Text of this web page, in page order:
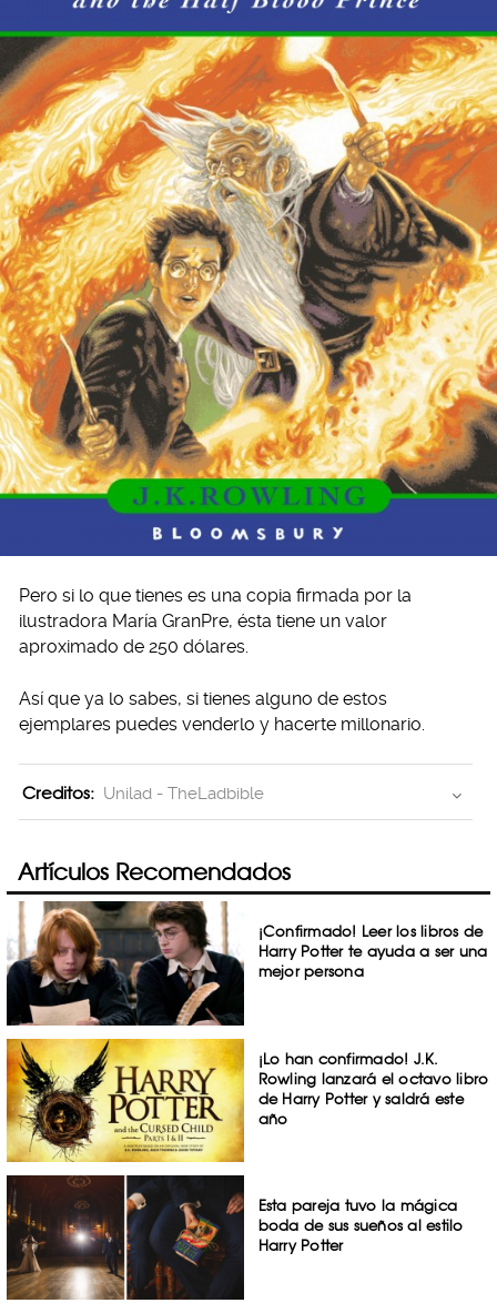
Pero si lo que tienes es una copia firmada por la
ilustradora María GranPre, ésta tiene un valor
aproximado de 250 dólares.
Así que ya lo sabes, si tienes alguno de estos
ejemplares puedes venderlo y hacerte millonario.
Creditos: Unilad - TheLadbible
Artículos Recomendados
¡Confirmado! Leer los libros de
Harry Potter te ayuda a ser una
mejor persona
¡Lo han confirmado! J.K.
Rowling lanzará el octavo libro
de Harry Potter y saldrá este
año
Esta pareja tuvo la mágica
boda de sus sueños al estilo
Harry Potter